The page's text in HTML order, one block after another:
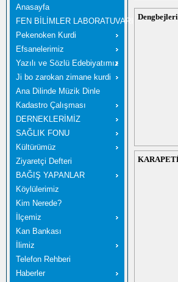
Anasayfa
FEN BİLİMLER LABORATUVARI
Pekenoken Kurdi
Efsanelerimiz
Yazılı ve Sözlü Edebiyatımız
Ji bo zarokan zimane kurdi
Ana Dilinde Müzik Dinle
Kadastro Çalışması
DERNEKLERİMİZ
SAĞLIK FONU
Kültürümüz
Ziyaretçi Defteri
BAĞIŞ YAPANLAR
Köylülerimiz
Kim Nerede?
İlçemiz
Kan Bankası
İlimiz
Telefon Rehberi
Haberler